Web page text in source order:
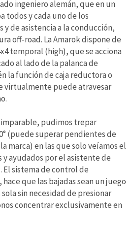
ingeniero alemán, que en un
todos y cada uno de los
de asistencia a la conducción,
off-road. La Amarok dispone de
temporal (high), que se acciona
al lado de la palanca de
la función de caja reductora o
virtualmente puede atravesar
imparable, pudimos trepar
(puede superar pendientes de
marca) en las que solo veíamos el
ayudados por el asistente de
sistema de control de
que las bajadas sean un juego
sola sin necesidad de presionar
concentrar exclusivamente en